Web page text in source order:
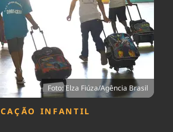
Saúde
Tempo
Foto: Elza Fiúza/Agência Brasil
INFANTIL